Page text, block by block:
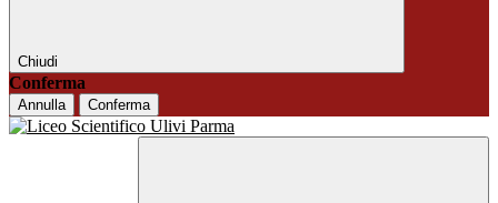
Chiudi
Conferma
Annulla Conferma